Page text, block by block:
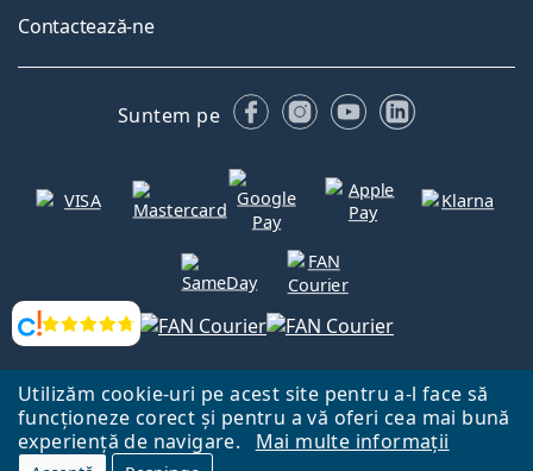
Utilizăm cookie-uri pe acest site pentru a-l face să
funcționeze corect și pentru a vă oferi cea mai bună
experiență de navigare.
Mai multe informații
Opinii
Contactează-ne
Suntem pe FacebookInstagram
YouTubeLinkedIn
Către Pagina Principală
Mai sus
Lentiamo.ro este deținut și operat de către Lentiamo s.r.o., Republica
Cehă
Aici pentru tine de 18 ani.